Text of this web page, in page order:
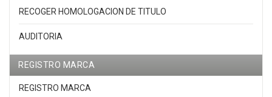
RECOGER HOMOLOGACION DE TITULO
AUDITORIA
REGISTRO MARCA
REGISTRO MARCA